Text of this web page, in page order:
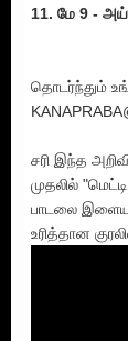
11. மே 9 -
தொடர்ந்தும்
சரி இந்த
முதலில்
பாடலை
உரித்தான